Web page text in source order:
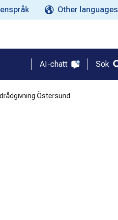
Other languages
AI-chatt Sök
Östersund